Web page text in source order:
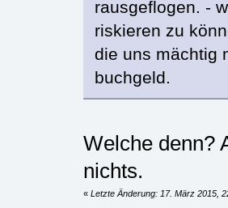
rausgeflogen. -
riskieren zu
die uns mächtig
buchgeld.
Welche denn?
nichts.
« Letzte Änderung: 17. März 2015,